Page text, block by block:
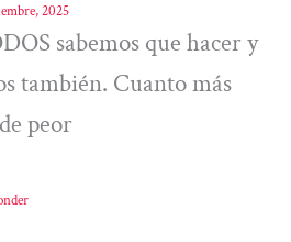
2025
sabemos que hacer y
también. Cuanto más
peor